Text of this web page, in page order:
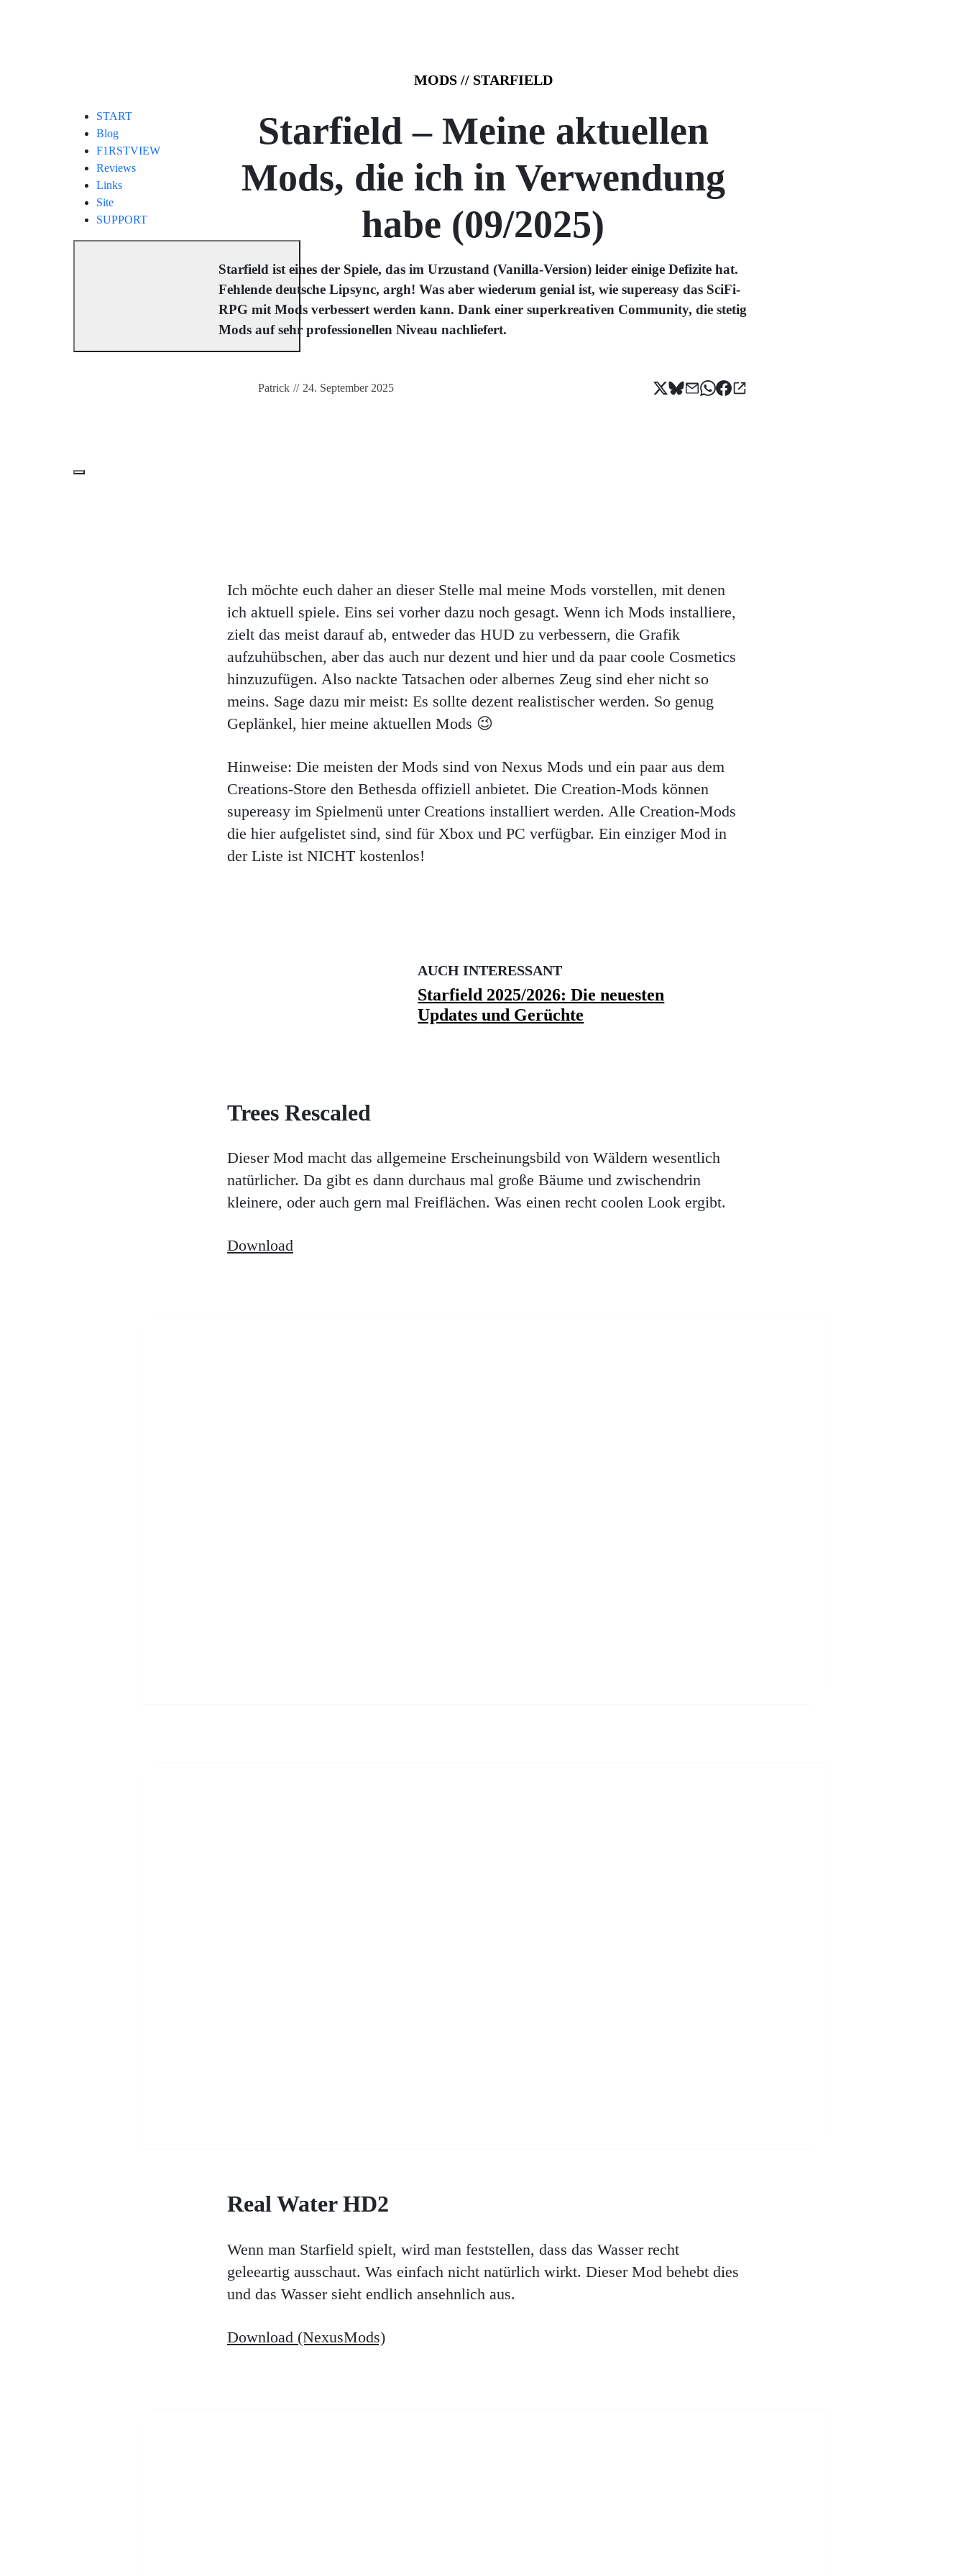
START
Blog
F1RSTVIEW
Reviews
Links
Site
SUPPORT
MODS// STARFIELD
Starfield – Meine aktuellen
Mods, die ich in Verwendung
habe (09/2025)
Starfield ist eines der Spiele, das im Urzustand (Vanilla-Version) leider einige Defizite hat.
Fehlende deutsche Lipsync, argh! Was aber wiederum genial ist, wie supereasy das SciFi-
RPG mit Mods verbessert werden kann. Dank einer superkreativen Community, die stetig
Mods auf sehr professionellen Niveau nachliefert.
Patrick // 24. September 2025
Ich möchte euch daher an dieser Stelle mal meine Mods vorstellen, mit denen
ich aktuell spiele. Eins sei vorher dazu noch gesagt. Wenn ich Mods installiere,
zielt das meist darauf ab, entweder das HUD zu verbessern, die Grafik
aufzuhübschen, aber das auch nur dezent und hier und da paar coole Cosmetics
hinzuzufügen. Also nackte Tatsachen oder albernes Zeug sind eher nicht so
meins. Sage dazu mir meist: Es sollte dezent realistischer werden. So genug
Geplänkel, hier meine aktuellen Mods 😉
Hinweise: Die meisten der Mods sind von Nexus Mods und ein paar aus dem
Creations-Store den Bethesda offiziell anbietet. Die Creation-Mods können
supereasy im Spielmenü unter Creations installiert werden. Alle Creation-Mods
die hier aufgelistet sind, sind für Xbox und PC verfügbar. Ein einziger Mod in
der Liste ist NICHT kostenlos!
AUCH INTERESSANT
Starfield 2025/2026: Die neuesten
Updates und Gerüchte
Trees Rescaled
Dieser Mod macht das allgemeine Erscheinungsbild von Wäldern wesentlich
natürlicher. Da gibt es dann durchaus mal große Bäume und zwischendrin
kleinere, oder auch gern mal Freiflächen. Was einen recht coolen Look ergibt.
Download
Real Water HD2
Wenn man Starfield spielt, wird man feststellen, dass das Wasser recht
geleeartig ausschaut. Was einfach nicht natürlich wirkt. Dieser Mod behebt dies
und das Wasser sieht endlich ansehnlich aus.
Download (NexusMods)